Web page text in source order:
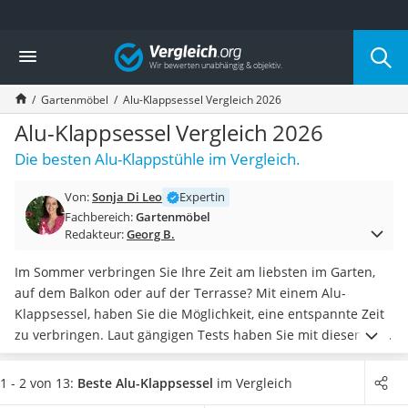
Die beliebtesten Vergleiche nach Kategorie
Baumarkt
Tresor feuerfest
Makita-Akku-Rasenmäher
Kappsäge
Smartes Türschloss
Akku-Rasentrimmer
Split-Klimaanlage 2 Innengeräte
Pelletofen
Tiefbrunnenpumpe
Fliesenschneider
Hochdruckreiniger
Doppelschleifer
Überwachungskamera
Benzinrasenmäher mit Elektrostart
Vergleich
Gartenmöbel Alu-Klappsessel Vergleich 2026
Alu-Klappsessel Vergleich 2026
Die besten Alu-Klappstühle im Vergleich.
Von:Sonja Di Leo
Expertin
Fachbereich:Gartenmöbel
Redakteur:Georg B.
Im Sommer verbringen Sie Ihre Zeit am liebsten im Garten,
auf dem Balkon oder auf der Terrasse? Mit einem Alu-
Klappsessel, haben Sie die Möglichkeit, eine entspannte Zeit
zu verbringen. Laut gängigen Tests haben Sie mit diesen im
Gegensatz zu herkömmlichenAlu-Gartenstühlendabeidie
Wahl, ob Sie sitzen oder liegen möchten. Wählen Sie jetzt
1 - 2 von 13: Beste Alu-Klappsessel im Vergleich